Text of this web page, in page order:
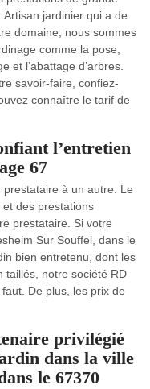
Artisan jardinier qui a de
domaine, nous sommes
comme la pose,
et l’abattage d’arbres.
savoir-faire, confiez-
connaître le tarif de
l’entretien
67
prestataire à un autre. Le
des prestations
prestataire. Si votre
Sur Souffel, dans le
bien entretenu, dont les
taillés, notre société RD
De plus, les prix de
privilégié
dans la ville
le 67370